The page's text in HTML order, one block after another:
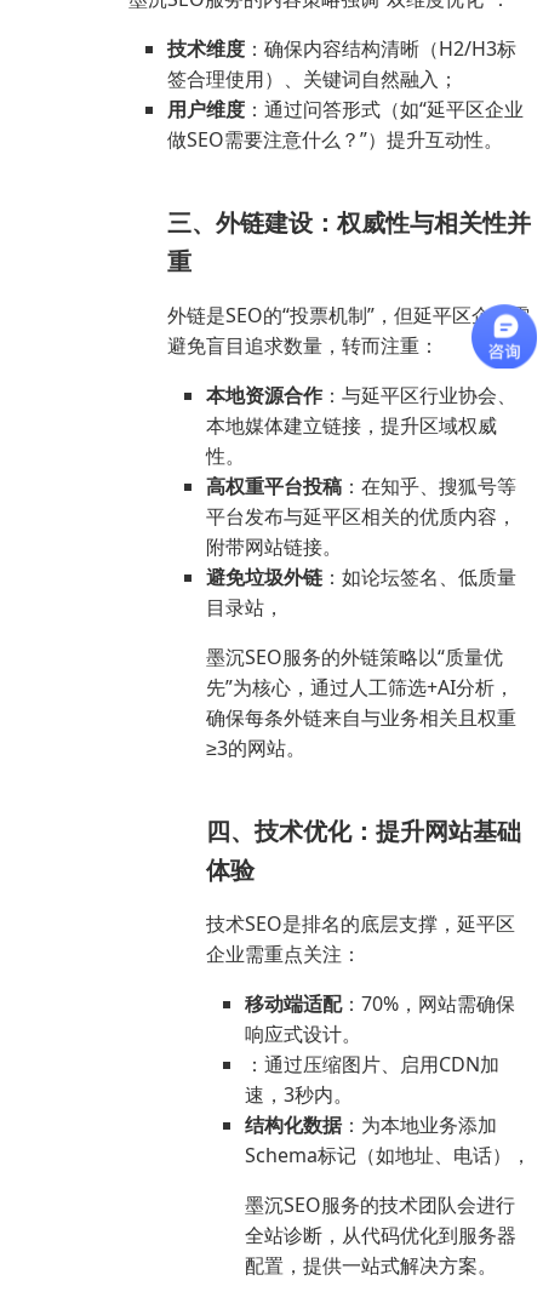
技术维度 ：确保内容结构清晰（H2/H3标
签合理使用）、关键词自然融入；
用户维度 ：通过问答形式（如“延平区企业
做SEO需要注意什么？”）提升互动性。
三、外链建设：权威性与相关性并
重
外链是SEO的“投票机制”，但延平区企业需
避免盲目追求数量，转而注重：
本地资源合作 ：与延平区行业协会、
本地媒体建立链接，提升区域权威
性。
高权重平台投稿 ：在知乎、搜狐号等
平台发布与延平区相关的优质内容，
附带网站链接。
避免垃圾外链 ：如论坛签名、低质量
目录站，
墨沉SEO服务的外链策略以“质量优
先”为核心，通过人工筛选+AI分析，
确保每条外链来自与业务相关且权重
≥3的网站。
四、技术优化：提升网站基础
体验
技术SEO是排名的底层支撑，延平区
企业需重点关注：
移动端适配：70%，网站需确保
响应式设计。
：通过压缩图片、启用CDN加
速，3秒内。
结构化数据：为本地业务添加
Schema标记（如地址、电话），
墨沉SEO服务的技术团队会进行
全站诊断，从代码优化到服务器
配置，提供一站式解决方案。